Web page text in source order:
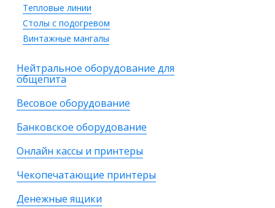
Тепловые линии
Столы с подогревом
Винтажные мангалы
Нейтральное оборудование для
общепита
Весовое оборудование
Банковское оборудование
Онлайн кассы и принтеры
Чекопечатающие принтеры
Денежные ящики